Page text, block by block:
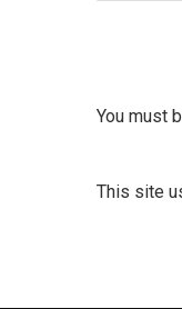
You must
This site